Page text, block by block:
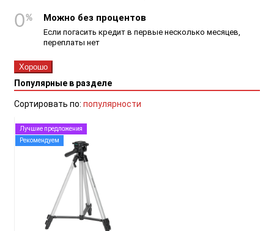
Можно без процентов
Если погасить кредит в первые несколько месяцев,
переплаты нет
Хорошо
Популярные в разделе
Сортировать по: популярности
Лучшие предложения
Рекомендуем